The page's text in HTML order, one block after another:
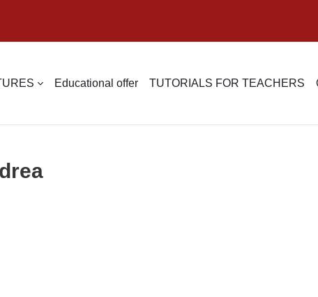
Educational offer TUTORIALS FOR TEACHERS